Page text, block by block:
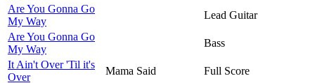
Are You Gonna Go
My Way
Lead Guitar
Are You Gonna Go
My Way
Bass
It Ain't Over 'Til it's
Over
Mama Said
Full Score